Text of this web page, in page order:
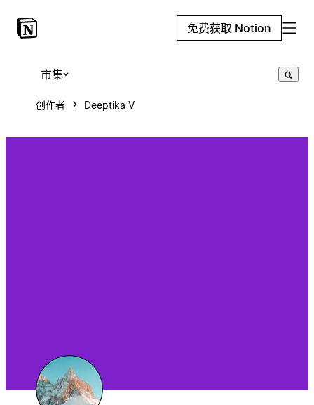
免费获取 Notion
市集
创作者 Deeptika V